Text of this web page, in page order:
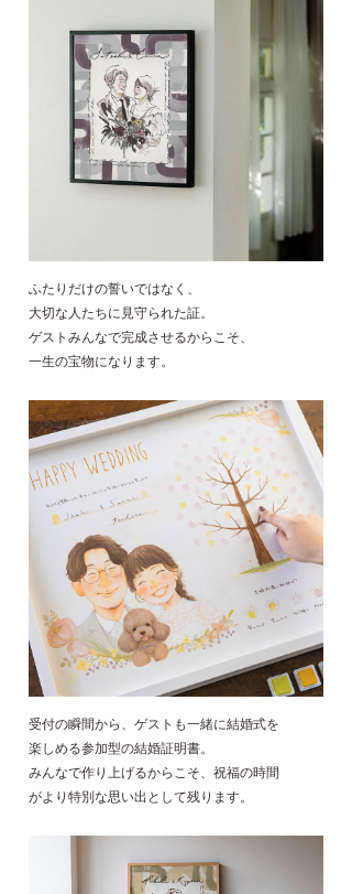
ふたりだけの誓いではなく、
大切な人たちに見守られた証。
ゲストみんなで完成させるからこそ、
一生の宝物になります。
受付の瞬間から、ゲストも一緒に結婚式を
楽しめる参加型の結婚証明書。
みんなで作り上げるからこそ、祝福の時間
がより特別な思い出として残ります。